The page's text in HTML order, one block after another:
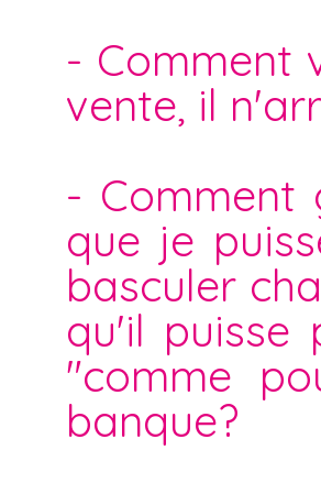
- Comment
vente, il
- Comment
que je
basculer
qu'il puisse
"comme
banque?